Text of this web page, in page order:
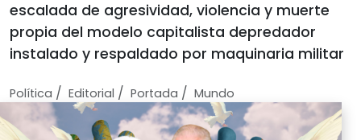
escalada de agresividad, violencia y muerte
propia del modelo capitalista depredador
instalado y respaldado por maquinaria militar
Política / Editorial / Portada / Mundo